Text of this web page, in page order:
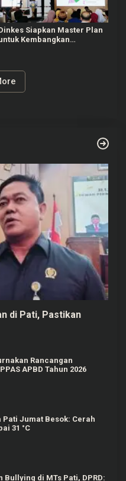
Siapkan Master Plan
Kembangkan
di Pati, Pastikan
Rancangan
APBD Tahun 2026
Jumat Besok: Cerah
31 °C
Bullying di MTs Pati, DPRD: